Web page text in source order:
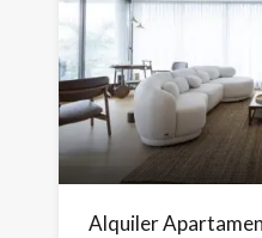
Alquiler